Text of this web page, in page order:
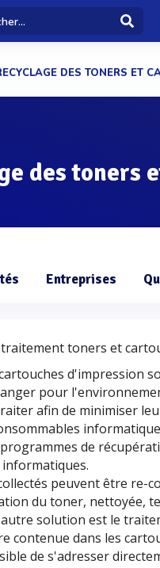
DES TONERS ET
des toners
Entreprises
traitement toners et
d'impression
pour
afin de minimiser
de
peuvent être re-
du toner, nettoyée,
solution est le
contenue dans les
de s'adresser